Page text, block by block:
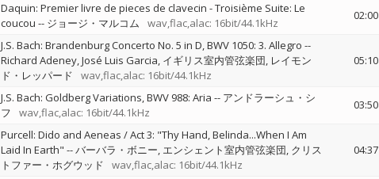
Daquin: Premier livre de pieces de clavecin - Troisième Suite: Le
coucou -- ジョージ・マルコム wav,flac,alac: 16bit/44.1kHz
02:00
J.S. Bach: Brandenburg Concerto No. 5 in D, BWV 1050: 3. Allegro --
Richard Adeney José Luis Garcia イギリス室内管弦楽団 レイモン
ド・レッパード
wav,flac,alac: 16bit/44.1kHz
05:10
J.S. Bach: Goldberg Variations, BWV 988: Aria -- アンドラーシュ・シ
フ
wav,flac,alac: 16bit/44.1kHz
03:50
Purcell: Dido and Aeneas / Act 3: "Thy Hand, Belinda...When I Am
Laid In Earth" --バーバラ・ボニー エンシェント室内管弦楽団 クリス
トファー・ホグウッド
wav,flac,alac: 16bit/44.1kHz
04:37